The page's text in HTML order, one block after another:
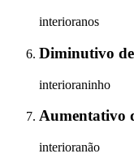
interioranos
Diminutivo de
interioraninho
Aumentativo
interioranão